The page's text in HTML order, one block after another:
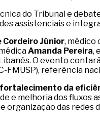
do Tribunal e
assistenciais e
Cordeiro Júnior, médico
Amanda Pereira,
O evento
FMUSP), referência
da
e melhoria dos
das